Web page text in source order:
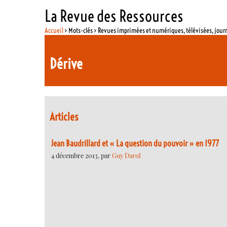
La Revue des Ressources
Accueil> Mots-clés > Revues imprimées et numériques, télévisées,
Dérive
Articles
Jean Baudrillard et « La question du pouvoir » en 1977
4 décembre 2013, parGuy Darol